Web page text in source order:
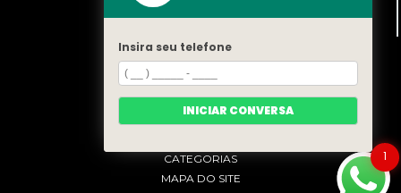
contato@bonfattieventos.com.br
MENU
HOME
A BONFATTI
SERVIÇOS
CATEGORIAS
MAPA DO SITE
1
Insira seu telefone
INICIAR CONVERSA